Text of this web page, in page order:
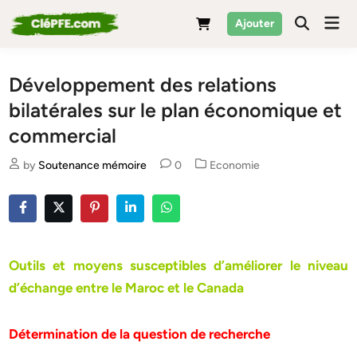
to
Ajouter
Développement des relations
bilatérales sur le plan économique et
commercial
by Soutenance mémoire 0
Posted
Economie
Outils et moyens susceptibles d’améliorer le niveau
d’échange entre le Maroc et le Canada
Détermination de la question de recherche